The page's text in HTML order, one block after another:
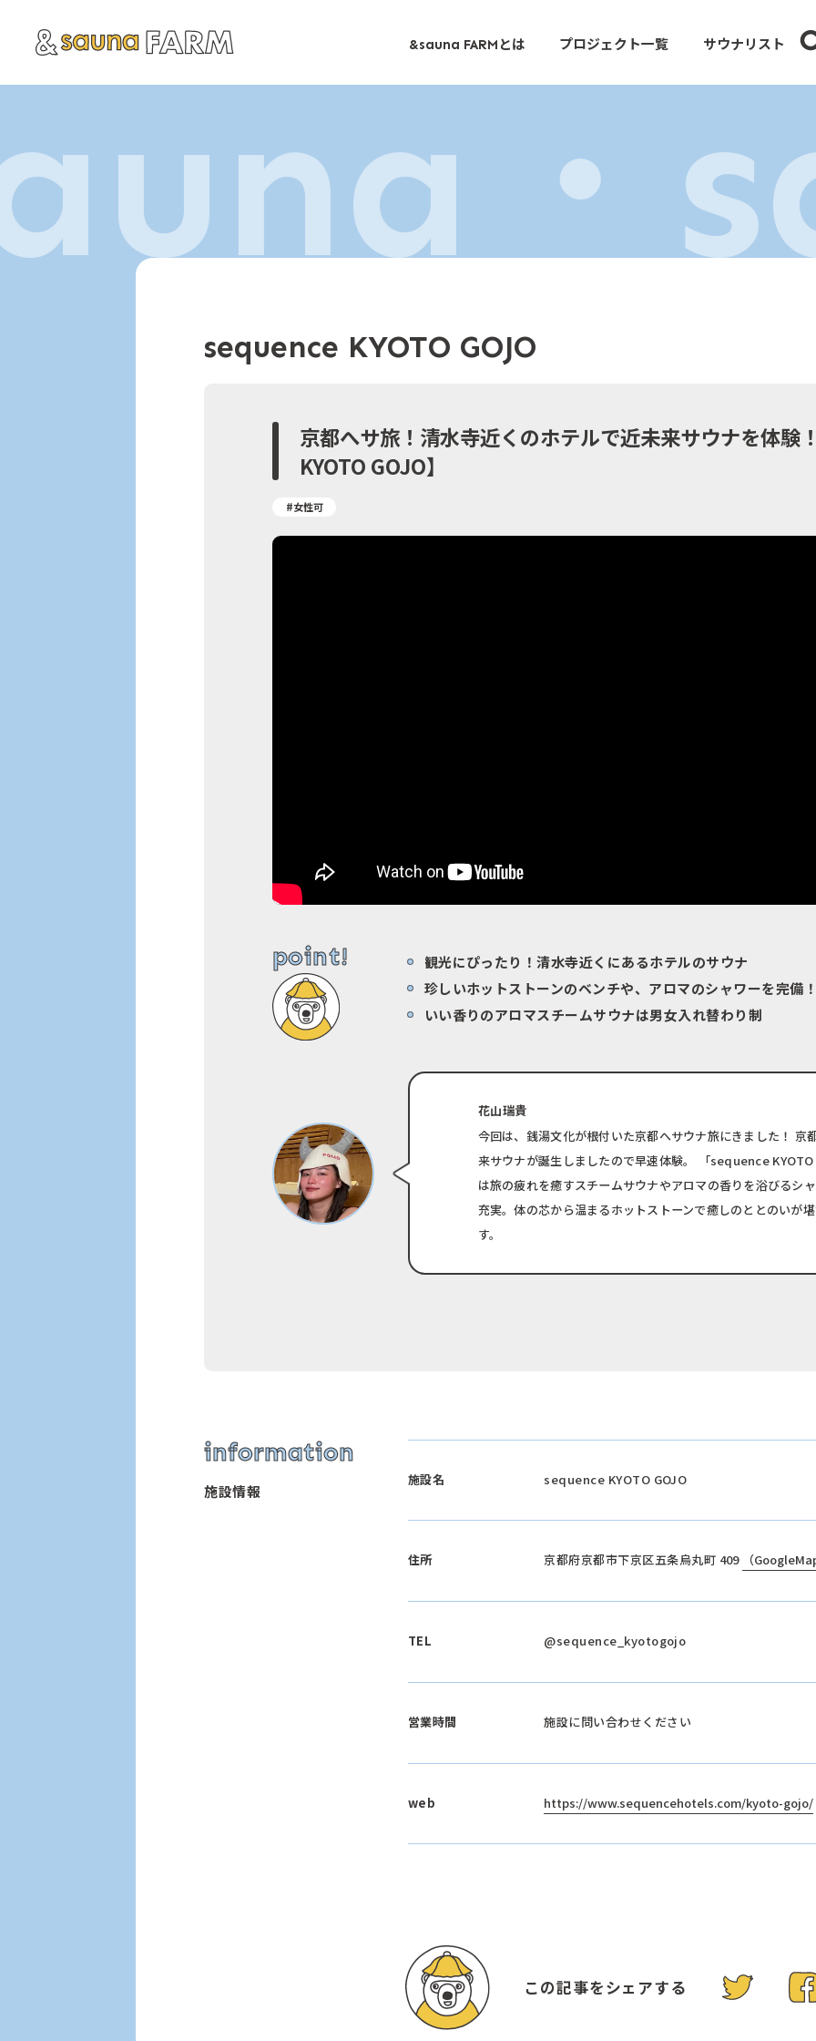
&sauna FARM とは プロジェクト一覧 サウナリスト
・
sequence KYOTO GOJO
京都へサ旅！清水寺近くのホテルで近未来サウナを体
KYOTO GOJO】
#女性可
point!
観光にぴったり！清水寺近くにあるホテルのサウナ
珍しいホットストーンのベンチや、アロマのシャワーを完備
いい香りのアロマスチームサウナは男女入れ替わり制
花山瑞貴
今回は、銭湯文化が根付いた京都へサウナ旅にきました！ 京
来サウナが誕生しましたので早速体験。
「sequence
は旅の疲れを癒すスチームサウナやアロマの香りを浴びるシ
充実。体の芯から温まるホットストーンで癒しのととのいが
す。
information
施設情報
施設名 sequence KYOTO GOJO
住所 京都府京都市下京区五条烏丸町 409 （
TEL @sequence_kyotogojo
営業時間 施設に問い合わせください
web https://www.sequencehotels.com/kyoto-gojo/
この記事をシェアする